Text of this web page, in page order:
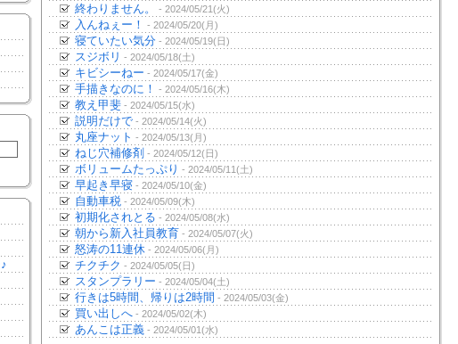
終わりません。 - 2024/05/21(火)
入んねぇー！ - 2024/05/20(月)
寝ていたい気分 - 2024/05/19(日)
スジボリ - 2024/05/18(土)
キビシーねー - 2024/05/17(金)
手描きなのに！ - 2024/05/16(木)
教え甲斐 - 2024/05/15(水)
説明だけで - 2024/05/14(火)
丸座ナット - 2024/05/13(月)
ねじ穴補修剤 - 2024/05/12(日)
ボリュームたっぷり - 2024/05/11(土)
早起き早寝 - 2024/05/10(金)
自動車税 - 2024/05/09(木)
初期化されとる - 2024/05/08(水)
朝から新入社員教育 - 2024/05/07(火)
怒涛の11連休 - 2024/05/06(月)
チクチク - 2024/05/05(日)
スタンプラリー - 2024/05/04(土)
行きは5時間、帰りは2時間 - 2024/05/03(金)
買い出しへ - 2024/05/02(木)
あんこは正義 - 2024/05/01(水)